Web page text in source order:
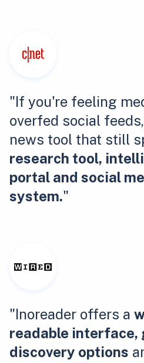
"If you're feeling
overfed social
news tool that still
research tool,
portal and social
system."
"Inoreader offers a
readable interface,
discovery options